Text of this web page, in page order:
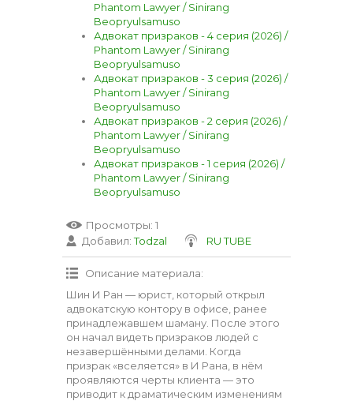
Phantom Lawyer / Sinirang
Beopryulsamuso
Адвокат призраков - 4 серия (2026) /
Phantom Lawyer / Sinirang
Beopryulsamuso
Адвокат призраков - 3 серия (2026) /
Phantom Lawyer / Sinirang
Beopryulsamuso
Адвокат призраков - 2 серия (2026) /
Phantom Lawyer / Sinirang
Beopryulsamuso
Адвокат призраков - 1 серия (2026) /
Phantom Lawyer / Sinirang
Beopryulsamuso
Просмотры: 1
Добавил:Todzal RU TUBE
Описание материала:
Шин И Ран — юрист, который открыл
адвокатскую контору в офисе, ранее
принадлежавшем шаману. После этого
он начал видеть призраков людей с
незавершёнными делами. Когда
призрак «вселяется» в И Рана, в нём
проявляются черты клиента — это
приводит к драматическим изменениям